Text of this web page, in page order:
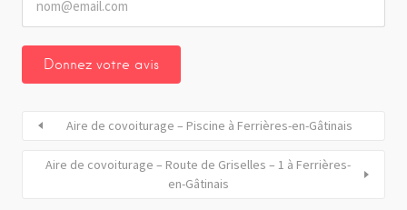
Aire de covoiturage – Piscine à Ferrières-en-Gâtinais
Aire de covoiturage – Route de Griselles – 1 à Ferrières-
en-Gâtinais